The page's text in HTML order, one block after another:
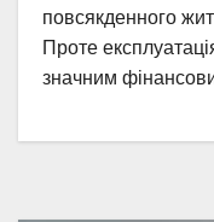
повсякденного
Проте
значним